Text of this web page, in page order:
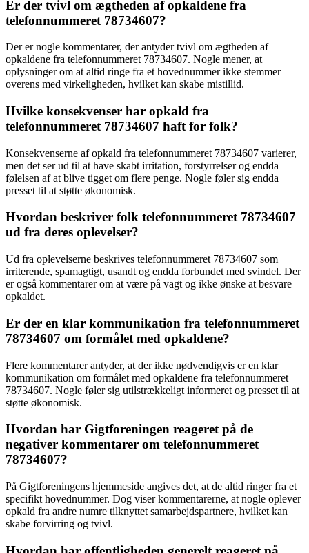
Er der tvivl om ægtheden af opkaldene fra
telefonnummeret 78734607?
Der er nogle kommentarer, der antyder tvivl om ægtheden af
opkaldene fra telefonnummeret 78734607. Nogle mener, at
oplysninger om at altid ringe fra et hovednummer ikke stemmer
overens med virkeligheden, hvilket kan skabe mistillid.
Hvilke konsekvenser har opkald fra
telefonnummeret 78734607 haft for folk?
Konsekvenserne af opkald fra telefonnummeret 78734607 varierer,
men det ser ud til at have skabt irritation, forstyrrelser og endda
følelsen af at blive tigget om flere penge. Nogle føler sig endda
presset til at støtte økonomisk.
Hvordan beskriver folk telefonnummeret 78734607
ud fra deres oplevelser?
Ud fra oplevelserne beskrives telefonnummeret 78734607 som
irriterende, spamagtigt, usandt og endda forbundet med svindel. Der
er også kommentarer om at være på vagt og ikke ønske at besvare
opkaldet.
Er der en klar kommunikation fra telefonnummeret
78734607 om formålet med opkaldene?
Flere kommentarer antyder, at der ikke nødvendigvis er en klar
kommunikation om formålet med opkaldene fra telefonnummeret
78734607. Nogle føler sig utilstrækkeligt informeret og presset til at
støtte økonomisk.
Hvordan har Gigtforeningen reageret på de
negativer kommentarer om telefonnummeret
78734607?
På Gigtforeningens hjemmeside angives det, at de altid ringer fra et
specifikt hovednummer. Dog viser kommentarerne, at nogle oplever
opkald fra andre numre tilknyttet samarbejdspartnere, hvilket kan
skabe forvirring og tvivl.